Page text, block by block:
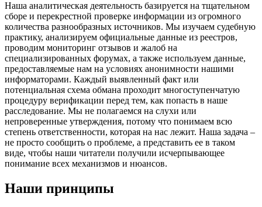
Наша аналитическая деятельность базируется на тщательном
сборе и перекрестной проверке информации из огромного
количества разнообразных источников. Мы изучаем судебную
практику, анализируем официальные данные из реестров,
проводим мониторинг отзывов и жалоб на
специализированных форумах, а также используем данные,
предоставляемые нам на условиях анонимности нашими
информаторами. Каждый выявленный факт или
потенциальная схема обмана проходит многоступенчатую
процедуру верификации перед тем, как попасть в наше
расследование. Мы не полагаемся на слухи или
непроверенные утверждения, потому что понимаем всю
степень ответственности, которая на нас лежит. Наша задача –
не просто сообщить о проблеме, а представить ее в таком
виде, чтобы наши читатели получили исчерпывающее
понимание всех механизмов и нюансов.
Наши принципы